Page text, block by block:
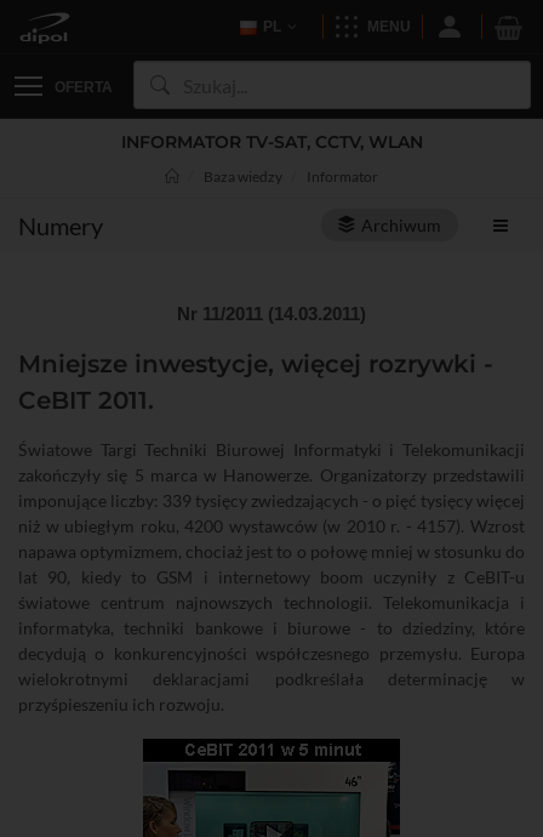
PL MENU
OFERTA
INFORMATOR TV-SAT, CCTV, WLAN
Baza wiedzy Informator
Numery Archiwum
Nr 11/2011 (14.03.2011)
Mniejsze inwestycje, więcej rozrywki -
CeBIT 2011.
Światowe Targi Techniki Biurowej Informatyki i Telekomunikacji
zakończyły się 5 marca w Hanowerze. Organizatorzy przedstawili
imponujące liczby: 339 tysięcy zwiedzających - o pięć tysięcy więcej
niż w ubiegłym roku, 4200 wystawców (w 2010 r. - 4157). Wzrost
napawa optymizmem, chociaż jest to o połowę mniej w stosunku do
lat 90, kiedy to GSM i internetowy boom uczyniły z CeBIT-u
światowe centrum najnowszych technologii. Telekomunikacja i
informatyka, techniki bankowe i biurowe - to dziedziny, które
decydują o konkurencyjności współczesnego przemysłu. Europa
wielokrotnymi deklaracjami podkreślała determinację w
przyśpieszeniu ich rozwoju.